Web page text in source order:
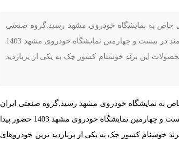
به نمایشگاه خودروی مشهد رسید.گروه صنعتی
ایران روور با بازوی وارداتی خود پارس ساتر هوشمند در بیست و چهارمین نمایشگاه خودروی مشهد 1403
این برند خوشنام کشور چک به یکی از پربازدید
به نمایشگاه خودروی مشهد رسید.گروه صنعتی ایران
روور با بازوی وارداتی خود پارس ساتر هوشمند در بیست و چهارمین نمایشگاه خودروی مشهد 1403 حضور پیدا
خوشنام کشور چک به یکی از پربازدید ترین خودروهای